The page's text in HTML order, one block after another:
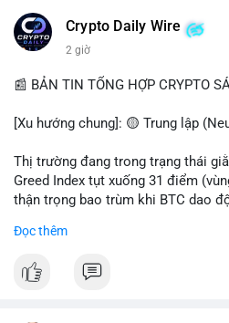
#binancesquare
$btc $eth $sol $xrp
#vlikevn #titanbot
📰 Nguồn: Decrypt
Crypto Daily Wire
2 giờ
📰 BẢN TIN TỔNG HỢP CRYPTO
[Xu hướng chung]: 🟡 Trung lập
Thị trường đang trong trạng thái
Greed Index tụt xuống 31 điểm
thận trọng bao trùm khi BTC dao
giao dịch BTC lớn được ghi nhận
Đọc thêm